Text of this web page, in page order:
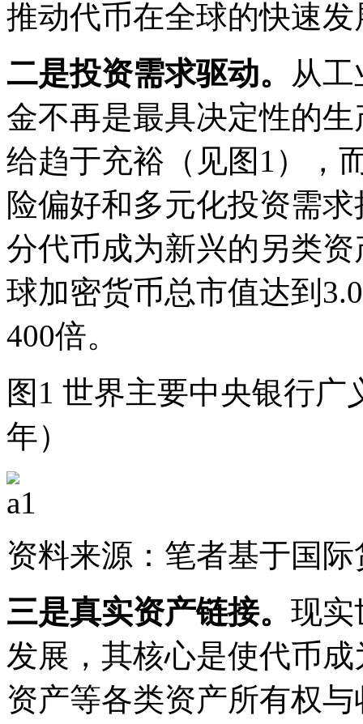
推动代币在全球的快速
二是投资需求驱动。 从
金不再是最具决定性的
给趋于充裕（见图1），
险偏好和多元化投资需
分代币成为新兴的另类
球加密货币总市值达到
400倍。
图1 世界主要中央银行广
年）
资料来源：笔者基于国
三是真实资产链接。 现实
发展，其核心是使代币
资产等各类资产所有权